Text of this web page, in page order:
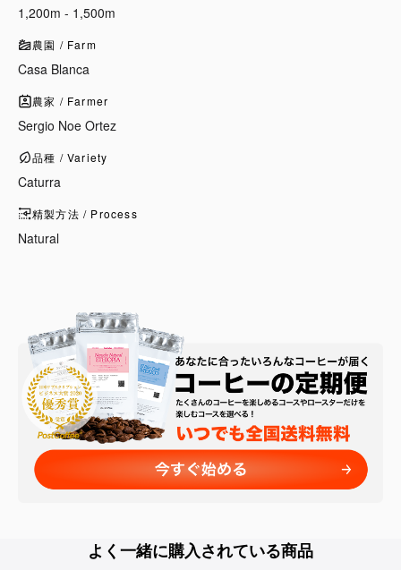
1,200m - 1,500m
農園 / Farm
Casa Blanca
農家 / Farmer
Sergio Noe Ortez
品種 / Variety
Caturra
精製方法 / Process
Natural
よく一緒に購入されている商品